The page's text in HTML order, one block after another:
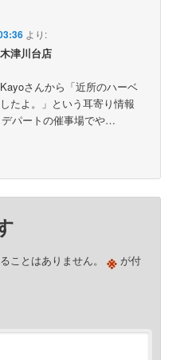
より:
津川台店
さんから「近所のハーベ
たよ。」という耳寄り情報
パートの催事場でや…
ことはありません。 ※ が付